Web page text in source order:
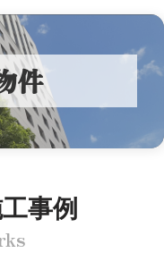
件
事例